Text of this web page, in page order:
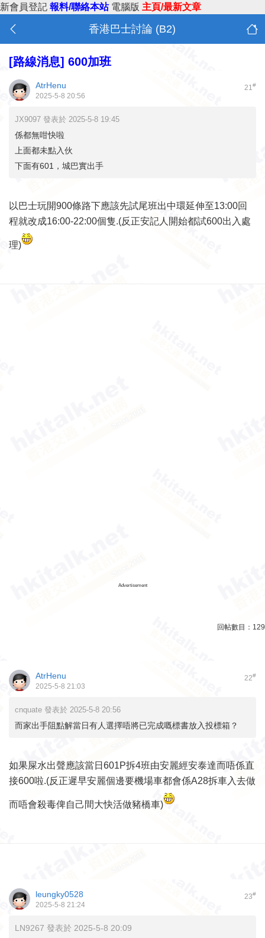
新會員登記 報料/聯絡本站 電腦版 主頁/最新文章
香港巴士討論 (B2)
[路線消息] 600加班
21#
AtrHenu
2025-5-8 20:56
JX9097 發表於 2025-5-8 19:45
係都無咁快啦
上面都未點入伙
下面有601，城巴實出手
以巴士玩開900條路下應該先試尾班出中環延伸至13:00回
程就改成16:00-22:00個隻.(反正安記人開始都試600出入處
理)
Advertisement
回帖數目： 129
22#
AtrHenu
2025-5-8 21:03
cnquate 發表於 2025-5-8 20:56
而家出手阻點解當日有人選擇唔將已完成嘅標書放入投標箱？
如果屎水出聲應該當日601P拆4班由安麗經安泰達而唔係直
接600啦.(反正遲早安麗個邊要機場車都會係A28拆車入去做
而唔會殺毒俾自己間大快活做豬橋車)
23#
leungky0528
2025-5-8 21:24
LN9267 發表於 2025-5-8 20:09